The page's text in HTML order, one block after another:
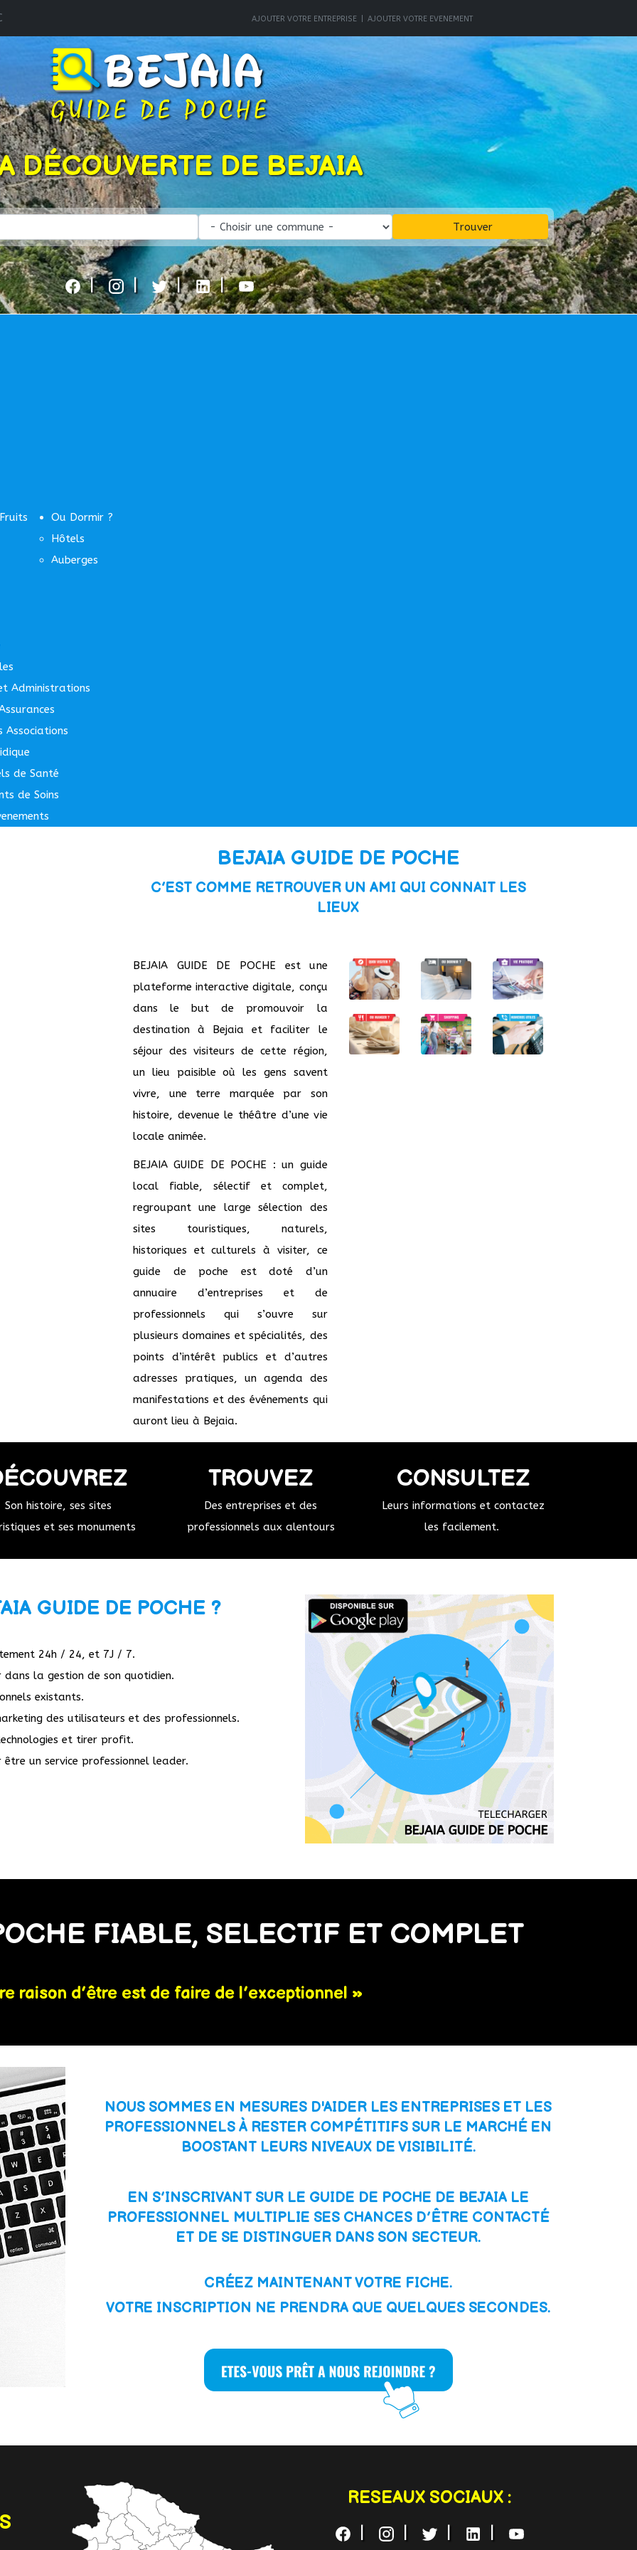
AJOUTER VOTRE ENTREPRISE| AJOUTER VOTRE EVENEMENT
DÉCOUVERTE DE BEJAIA
Trouver
| | | |
Ou Dormir ?
Hôtels
Auberges
Administrations
Associations
de Santé
de Soins
BEJAIA GUIDE DE POCHE
C’EST COMME RETROUVER UN AMI QUI CONNAIT LES
LIEUX
BEJAIA GUIDE DE POCHE est une
plateforme interactive digitale, conçu
dans le but de promouvoir la
destination à Bejaia et faciliter le
séjour des visiteurs de cette région,
un lieu paisible où les gens savent
vivre, une terre marquée par son
histoire, devenue le théâtre d’une vie
locale animée.
BEJAIA GUIDE DE POCHE : un guide
local fiable, sélectif et complet,
regroupant une large sélection des
sites touristiques, naturels,
historiques et culturels à visiter, ce
guide de poche est doté d’un
annuaire d’entreprises et de
professionnels qui s’ouvre sur
plusieurs domaines et spécialités, des
points d’intérêt publics et d’autres
adresses pratiques, un agenda des
manifestations et des événements qui
auront lieu à Bejaia.
Son histoire, ses sites
et ses monuments
TROUVEZ
Des entreprises et des
professionnels aux alentours
CONSULTEZ
Leurs informations et contactez
les facilement.
GUIDE DE POCHE ?
24h / 24, et 7J / 7.
la gestion de son quotidien.
existants.
des utilisateurs et des professionnels.
et tirer profit.
être un service professionnel leader.
FIABLE, SELECTIF ET COMPLET
raison d’être est de faire de l’exceptionnel »
NOUS SOMMES EN MESURES D'AIDER LES ENTREPRISES ET LES
PROFESSIONNELS À RESTER COMPÉTITIFS SUR LE MARCHÉ EN
BOOSTANT LEURS NIVEAUX DE VISIBILITÉ.
EN S’INSCRIVANT SUR LE GUIDE DE POCHE DE BEJAIA LE
PROFESSIONNEL MULTIPLIE SES CHANCES D’ÊTRE CONTACTÉ
ET DE SE DISTINGUER DANS SON SECTEUR.
CRÉEZ MAINTENANT VOTRE FICHE.
VOTRE INSCRIPTION NE PRENDRA QUE QUELQUES SECONDES.
RESEAUX SOCIAUX :